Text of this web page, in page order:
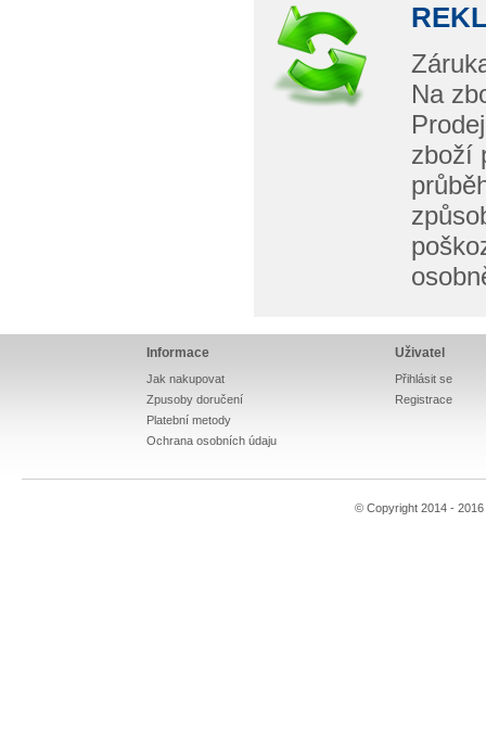
Na
zboží
Informace
Jak nakupovat
Zpusoby doručení
Platební metody
Ochrana osobních údaju
Uživatel
Přihlásit se
Registrace
© Copyright 2014 - 2016